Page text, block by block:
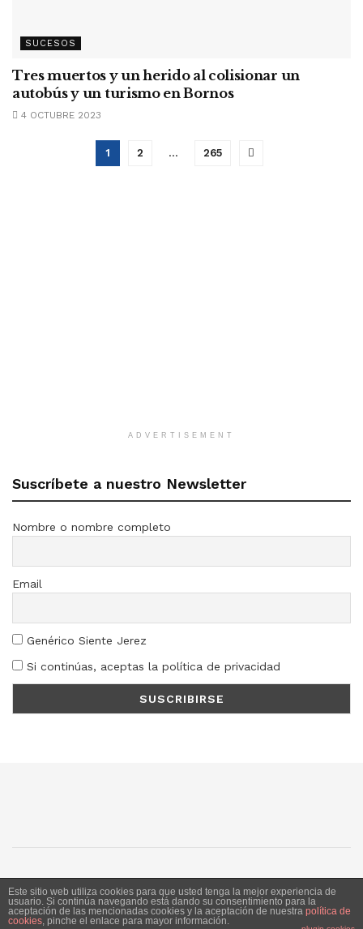
SUCESOS
Tres muertos y un herido al colisionar un
autobús y un turismo en Bornos
4 OCTUBRE 2023
1 2 … 265
ADVERTISEMENT
Suscríbete a nuestro Newsletter
Nombre o nombre completo
Email
Genérico Siente Jerez
Si continúas, aceptas la política de privacidad
Siente Jerez 2020. Publicación bajo licencia CC
Este sitio web utiliza cookies para que usted tenga la mejor experiencia de
usuario. Si continúa navegando está dando su consentimiento para la
aceptación de las mencionadas cookies y la aceptación de nuestra política de
cookies, pinche el enlace para mayor información.